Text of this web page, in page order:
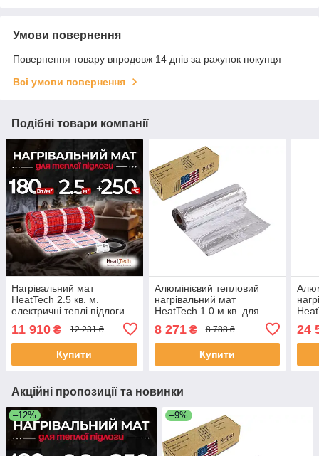
Умови повернення
Повернення товару впродовж 14 днів за рахунок покупця
Всі умови повернення
Подібні товари компанії
Нагрівальний мат
HeatTech 2.5 кв. м.
електричні теплі підлоги
11 910 ₴ 12 231 ₴
Купити
Алюмінієвий тепловий
нагрівальний мат
HeatTech 1.0 м.кв. для
підлоги підігрів підлоги
8 271₴ 8 788 ₴
Купити
24
Акційні пропозиції та новинки
–12% –9%